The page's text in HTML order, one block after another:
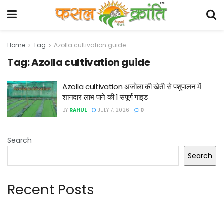
Home Tag Azolla cultivation guide
Tag:Azolla cultivation guide
Azolla cultivation अजोला की खेती से पशुपालन में
शानदार लाभ पाने की 1 संपूर्ण गाइड
BY RAHUL JULY 7, 2026 0
Search
Search
Recent Posts